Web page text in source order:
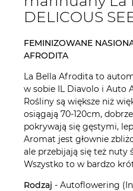
DELICOUS
FEMINIZOWANE
AFRODITA
La Bella Afrodita to
w sobie IL Diavolo i Auto
Rośliny są większe niż
osiągają 70-120cm,
pokrywają się gęstymi,
Aromat jest głownie
ale przebijają się też nuty
Wszystko to w bardzo
Rodzaj - Autoflowering